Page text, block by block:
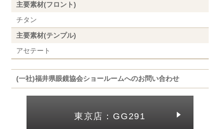
主要素材(フロント)
チタン
主要素材(テンプル)
アセテート
(一社)福井県眼鏡協会ショールームへのお問い合わせ
東京店：GG291